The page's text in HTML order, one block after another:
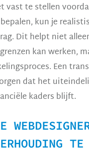
vast te stellen
kun je
Dit helpt niet
kan werken,
Een
dat het
kaders blijft.